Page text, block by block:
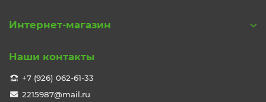
Интернет-магазин
Наши контакты
+7 (926) 062-61-33
2215987@mail.ru